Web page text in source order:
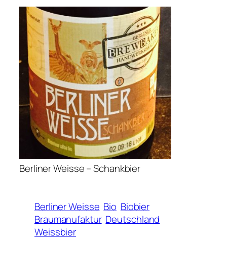
Berliner Weisse – Schankbier
Berliner Weisse Bio Biobier
Braumanufaktur Deutschland
Weissbier